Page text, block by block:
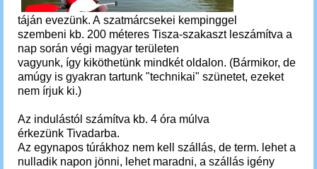
táján evezünk. A szatmárcsekei kempinggel
szembeni kb. 200 méteres Tisza-szakaszt leszámítva a
nap során végi magyar területen
vagyunk, így kiköthetünk mindkét oldalon. (Bármikor, de
amúgy is gyakran tartunk "technikai" szünetet, ezeket
nem írjuk ki.)
Az indulástól számítva kb. 4 óra múlva
érkezünk Tivadarba.
Az egynapos túrákhoz nem kell szállás, de term. lehet a
nulladik napon jönni, lehet maradni, a szállás igény